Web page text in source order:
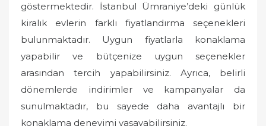
göstermektedir. İstanbul Ümraniye’deki günlük
kiralık evlerin farklı fiyatlandırma seçenekleri
bulunmaktadır. Uygun fiyatlarla konaklama
yapabilir ve bütçenize uygun seçenekler
arasından tercih yapabilirsiniz. Ayrıca, belirli
dönemlerde indirimler ve kampanyalar da
sunulmaktadır, bu sayede daha avantajlı bir
konaklama deneyimi yaşayabilirsiniz.